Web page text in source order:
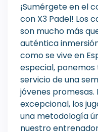
¡Sumérgete en el
con X3 Padel! Los
son mucho más
auténtica
como se vive en
especial,
servicio de una
jóvenes
excepcional, los
una metodología
nuestro